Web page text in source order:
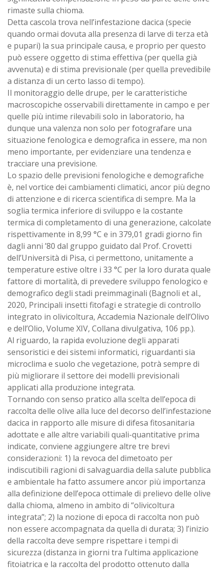
rimaste sulla chioma.
Detta cascola trova nell’infestazione dacica (specie
quando ormai dovuta alla presenza di larve di terza età
e pupari) la sua principale causa, e proprio per questo
può essere oggetto di stima effettiva (per quella già
avvenuta) e di stima previsionale (per quella prevedibile
a distanza di un certo lasso di tempo).
Il monitoraggio delle drupe, per le caratteristiche
macroscopiche osservabili direttamente in campo e per
quelle più intime rilevabili solo in laboratorio, ha
dunque una valenza non solo per fotografare una
situazione fenologica e demografica in essere, ma non
meno importante, per evidenziare una tendenza e
tracciare una previsione.
Lo spazio delle previsioni fenologiche e demografiche
è, nel vortice dei cambiamenti climatici, ancor più degno
di attenzione e di ricerca scientifica di sempre. Ma la
soglia termica inferiore di sviluppo e la costante
termica di completamento di una generazione, calcolate
rispettivamente in 8,99 °C e in 379,01 gradi giorno fin
dagli anni ’80 dal gruppo guidato dal Prof. Crovetti
dell’Università di Pisa, ci permettono, unitamente a
temperature estive oltre i 33 °C per la loro durata quale
fattore di mortalità, di prevedere sviluppo fenologico e
demografico degli stadi preimmaginali (Bagnoli et al.,
2020, Principali insetti fitofagi e strategie di controllo
integrato in olivicoltura, Accademia Nazionale dell’Olivo
e dell’Olio, Volume XIV, Collana divulgativa, 106 pp.).
Al riguardo, la rapida evoluzione degli apparati
sensoristici e dei sistemi informatici, riguardanti sia
microclima e suolo che vegetazione, potrà sempre di
più migliorare il settore dei modelli previsionali
applicati alla produzione integrata.
Tornando con senso pratico alla scelta dell’epoca di
raccolta delle olive alla luce del decorso dell’infestazione
dacica in rapporto alle misure di difesa fitosanitaria
adottate e alle altre variabili quali-quantitative prima
indicate, conviene aggiungere altre tre brevi
considerazioni: 1) la revoca del dimetoato per
indiscutibili ragioni di salvaguardia della salute pubblica
e ambientale ha fatto assumere ancor più importanza
alla definizione dell’epoca ottimale di prelievo delle olive
dalla chioma, almeno in ambito di “olivicoltura
integrata”; 2) la nozione di epoca di raccolta non può
non essere accompagnata da quella di durata; 3) l’inizio
della raccolta deve sempre rispettare i tempi di
sicurezza (distanza in giorni tra l’ultima applicazione
fitoiatrica e la raccolta del prodotto ottenuto dalla